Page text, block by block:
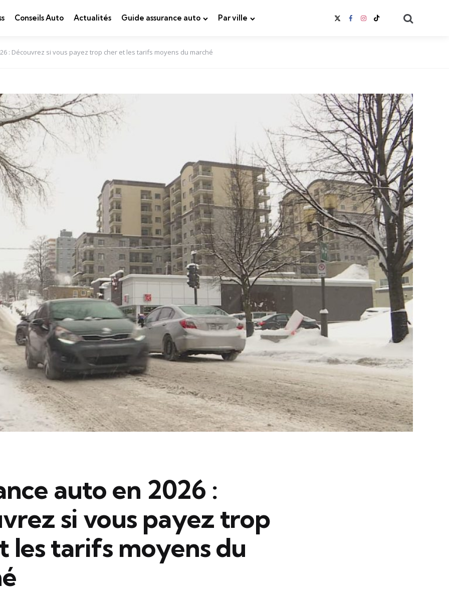
Conseils Auto Actualités Guide assurance auto Par ville
: Découvrez si vous payez trop cher et les tarifs moyens du marché
auto en 2026 :
si vous payez trop
les tarifs moyens du